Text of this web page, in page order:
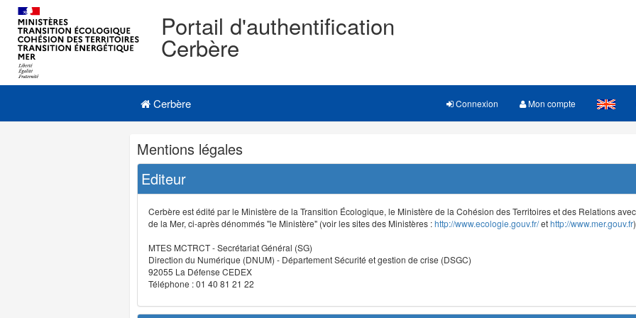
Portail d'authentification
Cerbère
Navigation
Menu principal
Cerbère Connexion Mon compte
Navigation
et
outils
annexes
Mentions légales
Editeur
Cerbère est édité par le Ministère de la Transition Écologique, le Ministère de la Cohésion des Territoires et des Relations
de la Mer, ci-après dénommés "le Ministère" (voir les sites des Ministères :http://www.ecologie.gouv.fr/ethttp://www.mer.gouv.fr
MTES MCTRCT - Secrétariat Général (SG)
Direction du Numérique (DNUM) - Département Sécurité et gestion de crise (DSGC)
92055 La Défense CEDEX
Téléphone : 01 40 81 21 22